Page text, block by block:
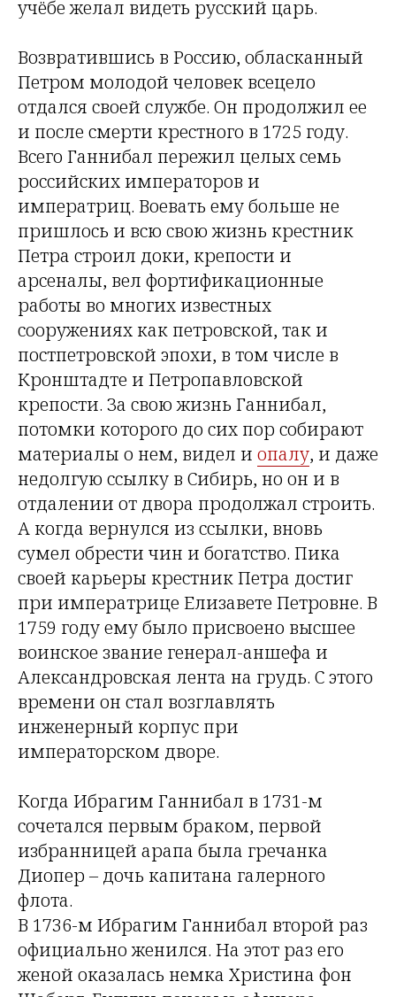
учёбе желал видеть русский царь.
Возвратившись в Россию, обласканный
Петром молодой человек всецело
отдался своей службе. Он продолжил ее
и после смерти крестного в 1725 году.
Всего Ганнибал пережил целых семь
российских императоров и
императриц. Воевать ему больше не
пришлось и всю свою жизнь крестник
Петра строил доки, крепости и
арсеналы, вел фортификационные
работы во многих известных
сооружениях как петровской, так и
постпетровской эпохи, в том числе в
Кронштадте и Петропавловской
крепости. За свою жизнь Ганнибал,
потомки которого до сих пор собирают
материалы о нем, видел и опалу, и даже
недолгую ссылку в Сибирь, но он и в
отдалении от двора продолжал строить.
А когда вернулся из ссылки, вновь
сумел обрести чин и богатство. Пика
своей карьеры крестник Петра достиг
при императрице Елизавете Петровне. В
1759 году ему было присвоено высшее
воинское звание генерал-аншефа и
Александровская лента на грудь. С этого
времени он стал возглавлять
инженерный корпус при
императорском дворе.
Когда Ибрагим Ганнибал в 1731-м
сочетался первым браком, первой
избранницей арапа была гречанка
Диопер – дочь капитана галерного
флота.
В 1736-м Ибрагим Ганнибал второй раз
официально женился. На этот раз его
женой оказалась немка Христина фон